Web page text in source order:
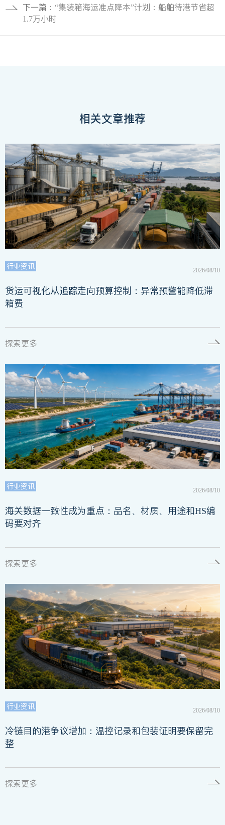
下一篇： “集装箱海运准点降本”计划：船舶待港节省超
1.7万小时
相关文章推荐
2026/08/10
行业资讯
货运可视化从追踪走向预算控制：异常预警能降低滞
箱费
探索更多
2026/08/10
行业资讯
海关数据一致性成为重点：品名、材质、用途和HS编
码要对齐
探索更多
2026/08/10
行业资讯
冷链目的港争议增加：温控记录和包装证明要保留完
整
探索更多